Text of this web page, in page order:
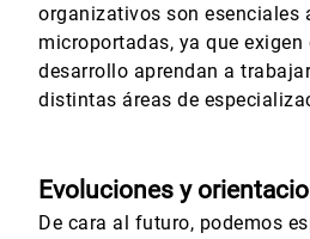
organizativos son esenciales
microportadas, ya que
desarrollo aprendan a
distintas áreas de
Evoluciones y
De cara al futuro, podemos